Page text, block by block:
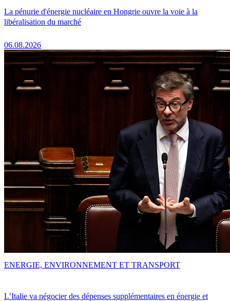
La pénurie d'énergie nucléaire en Hongrie ouvre la voie à la
libéralisation du marché
06.08.2026
L’Italie va négocier des dépenses supplémentaires en énergie et
ENERGIE, ENVIRONNEMENT ET TRANSPORT